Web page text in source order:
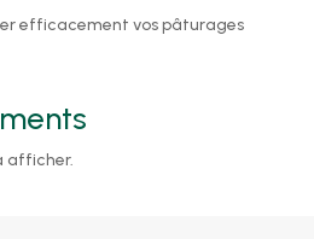
efficacement vos pâturages
afficher.